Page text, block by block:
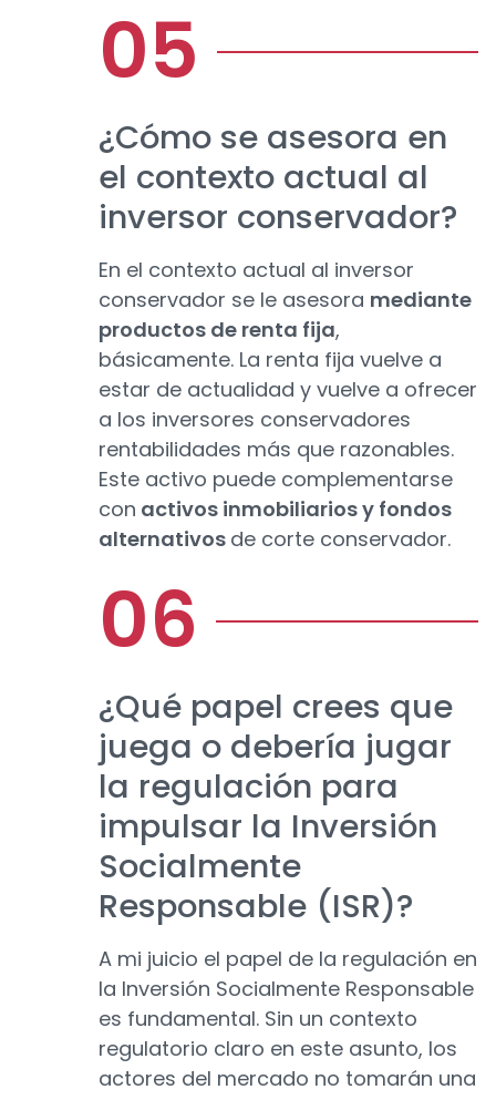
¿Cómo se asesora en
el contexto actual al
inversor conservador?
En el contexto actual al inversor
conservador se le asesora mediante
productos de renta fija,
básicamente. La renta fija vuelve a
estar de actualidad y vuelve a ofrecer
a los inversores conservadores
rentabilidades más que razonables.
Este activo puede complementarse
con activos inmobiliarios y fondos
alternativos de corte conservador.
¿Qué papel crees que
juega o debería jugar
la regulación para
impulsar la Inversión
Socialmente
Responsable (ISR)?
A mi juicio el papel de la regulación en
la Inversión Socialmente Responsable
es fundamental. Sin un contexto
regulatorio claro en este asunto, los
actores del mercado no tomarán una